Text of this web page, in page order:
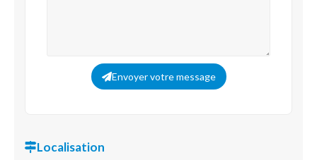
Envoyer votre message
Localisation